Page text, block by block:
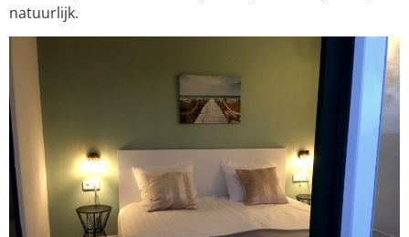
natuurlijk.